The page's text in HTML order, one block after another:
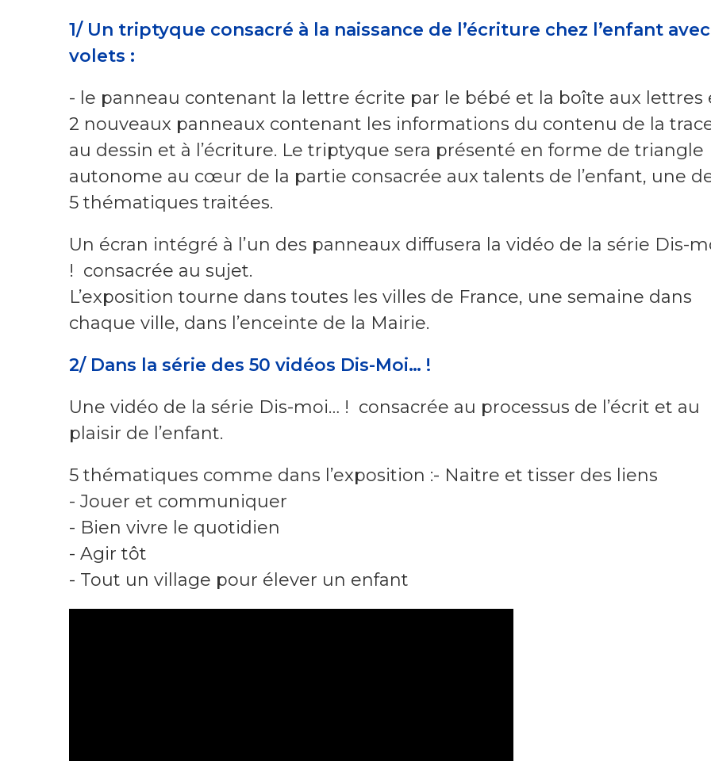
1/ Un triptyque consacré à la naissance de l’écriture chez l’enfant
volets :
- le panneau contenant la lettre écrite par le bébé et la boîte aux lettres
2 nouveaux panneaux contenant les informations du contenu de la
au dessin et à l’écriture. Le triptyque sera présenté en forme de triangle
autonome au cœur de la partie consacrée aux talents de l’enfant, une
5 thématiques traitées.
Un écran intégré à l’un des panneaux diffusera la vidéo de la série Dis-
! consacrée au sujet.
L’exposition tourne dans toutes les villes de France, une semaine dans
chaque ville, dans l’enceinte de la Mairie.
2/ Dans la série des 50 vidéos Dis-Moi… !
Une vidéo de la série Dis-moi… ! consacrée au processus de l’écrit et au
plaisir de l’enfant.
5 thématiques comme dans l’exposition :- Naitre et tisser des liens
- Jouer et communiquer
- Bien vivre le quotidien
- Agir tôt
- Tout un village pour élever un enfant